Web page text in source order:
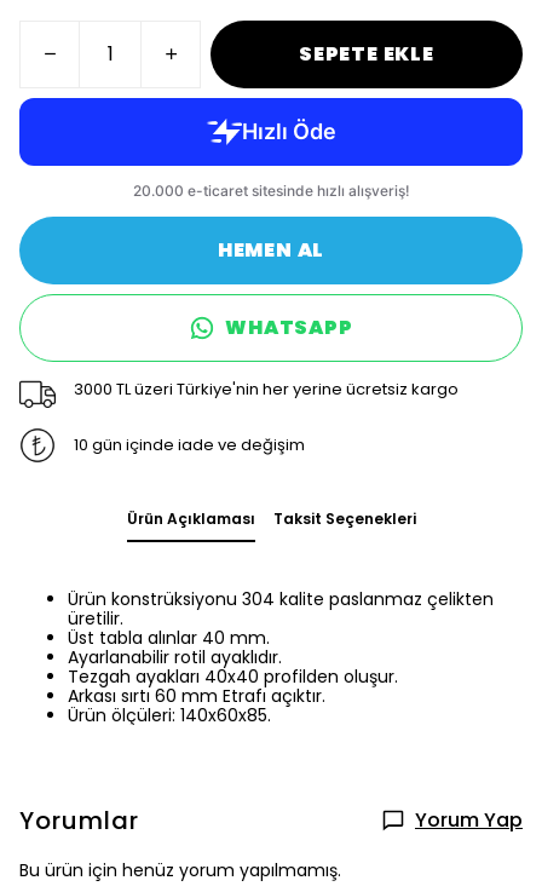
SEPETE EKLE
HEMEN AL
WHATSAPP
3000 TL üzeri Türkiye'nin her yerine ücretsiz kargo
10 gün içinde iade ve değişim
Ürün Açıklaması Taksit Seçenekleri
Ürün konstrüksiyonu 304 kalite paslanmaz çelikten
üretilir.
Üst tabla alınlar 40 mm.
Ayarlanabilir rotil ayaklıdır.
Tezgah ayakları 40x40 profilden oluşur.
Arkası sırtı 60 mm Etrafı açıktır.
Ürün ölçüleri: 140x60x85.
Yorumlar Yorum Yap
Bu ürün için henüz yorum yapılmamış.